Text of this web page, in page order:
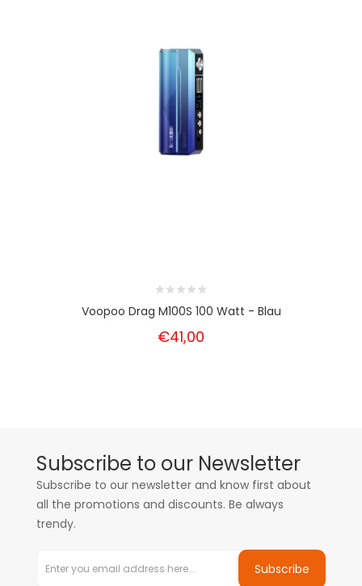
Voopoo Drag M100S 100 Watt - Blau
€41,00
Subscribe to our Newsletter
Subscribe to our newsletter and know first about
all the promotions and discounts. Be always
trendy.
Subscribe